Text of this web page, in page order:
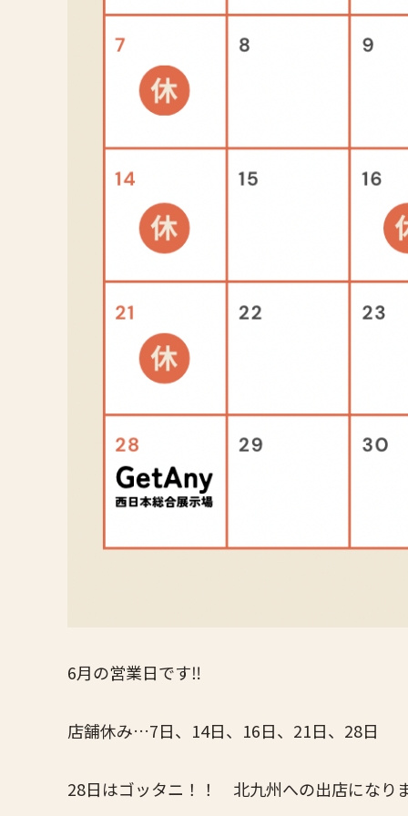
6月の営業日です‼️
店舗休み…7日、14日、16日、21日、28日
28日はゴッタニ！！ 北九州への出店になり